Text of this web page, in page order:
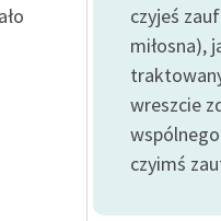
czyjeś
miłosna),
wreszcie
czyimś